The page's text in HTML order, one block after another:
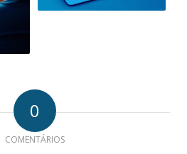
0
COMENTÁRIOS